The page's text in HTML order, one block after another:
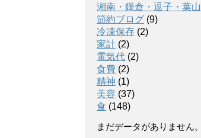
湘南・鎌倉・逗子・葉山
節約ブログ (9)
冷凍保存 (2)
家計 (2)
電気代 (2)
食費 (2)
精神 (1)
美容 (37)
食 (148)
まだデータがありません。